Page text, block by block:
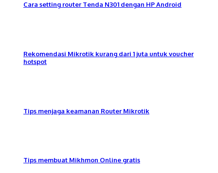
Cara setting router Tenda N301 dengan HP Android
Rekomendasi Mikrotik kurang dari 1 juta untuk voucher
hotspot
Tips menjaga keamanan Router Mikrotik
Tips membuat Mikhmon Online gratis